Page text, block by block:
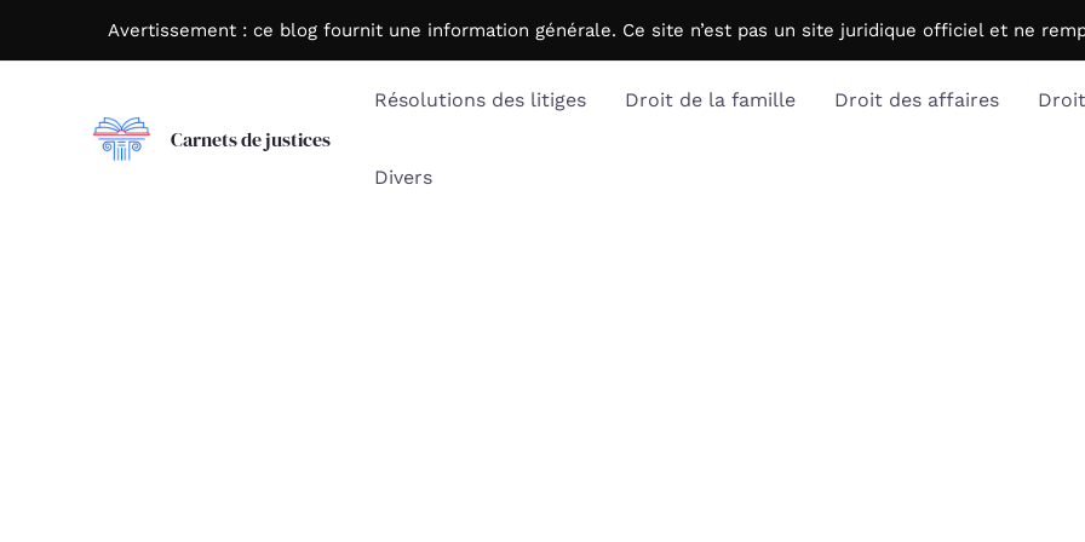
Avertissement : ce blog fournit une information générale. Ce site n’est pas un site juridique officiel et ne
Carnets de justices
Résolutions des litiges Droit de la famille Droit des affaires
Divers